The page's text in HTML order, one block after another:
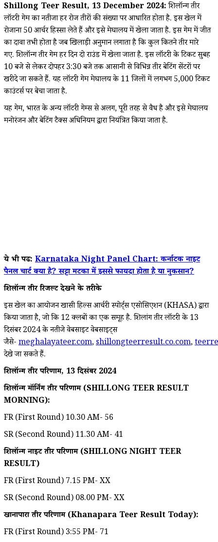
Shillong Teer Result, 13 December 2024:शिलॉन्ग तीर
लॉटरी गेम का नतीजा हर रोज तीरों की संख्या पर आधारित होता है. इस खेल में
रोजाना 50 आर्चर हिस्सा लेते हैं और इसे मेघालय में खेला जाता है. इस गेम में जीत
का दावा तभी होता है जब खिलाड़ी अनुमान लगाता है कि कुल कितने तीर मारे
गए. शिलॉन्ग तीर गेम हर दिन दो राउंड में खेला जाता है. इस लॉटरी के टिकट सुबह
10 बजे से लेकर दोपहर 3:30 बजे तक आसानी से विभिन्न तीर बेटिंग सेंटरों पर
खरीदे जा सकते हैं. यह लॉटरी गेम मेघालय के 11 जिलों में लगभग 5,000 टिकट
काउंटर्स पर बेचा जाता है.
यह गेम, भारत के अन्य लॉटरी गेम्स से अलग, पूरी तरह से वैध है और इसे मेघालय
मनोरंजन और बेटिंग टैक्स अधिनियम द्वारा नियंत्रित किया जाता है.
ये भी पढें: Karnataka Night Panel Chart: कर्नाटक नाइट
पैनल चार्ट क्या है? सट्टा मटका में इससे फायदा होता है या नुकसान?
शिलॉन्ग तीर रिजल्ट देखने के तरीके
इस खेल का आयोजन खासी हिल्स आर्चरी स्पोर्ट्स एसोसिएशन (KHASA) द्वारा
किया जाता है, जो कि 12 क्लबों का एक समूह है. शिलांग तीर लॉटरी के 13
दिसंबर 2024 के नतीजे वेबसाइट वेबसाइट्स
जैसे- meghalayateer.com,shillongteerresult.co.com,
देखे जा सकते हैं.
शिलॉन्ग तीर परिणाम, 13 दिसंबर 2024
शिलॉन्ग मॉर्निंग तीर परिणाम (SHILLONG TEER RESULT
MORNING):
FR (First Round) 10.30 AM- 56
SR (Second Round) 11.30 AM- 41
शिलॉन्ग नाइट तीर परिणाम (SHILLONG NIGHT TEER
RESULT)
FR (First Round) 7.15 PM- XX
SR (Second Round) 08.00 PM- XX
खानापारा तीर परिणाम (Khanapara Teer Result Today):
FR (First Round) 3:55 PM- 71